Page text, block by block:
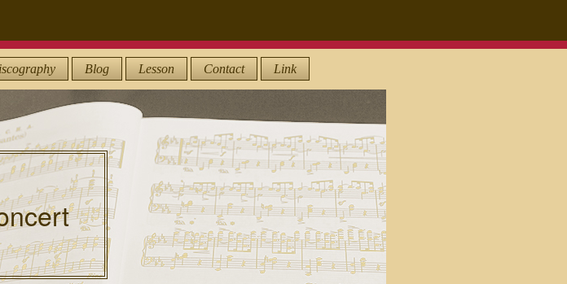
Blog Lesson Contact Link